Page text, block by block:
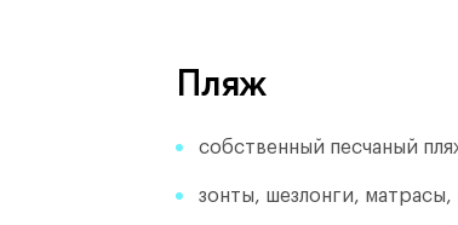
Пляж
собственный песчаный
зонты, шезлонги, матрасы,